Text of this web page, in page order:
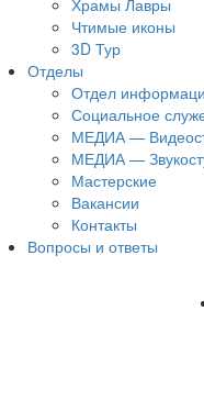
Храмы Лавры
Чтимые иконы
3D Тур
Отделы
Отдел
Социальное
МЕДИА —
МЕДИА —
Мастерские
Вакансии
Контакты
Вопросы и ответы